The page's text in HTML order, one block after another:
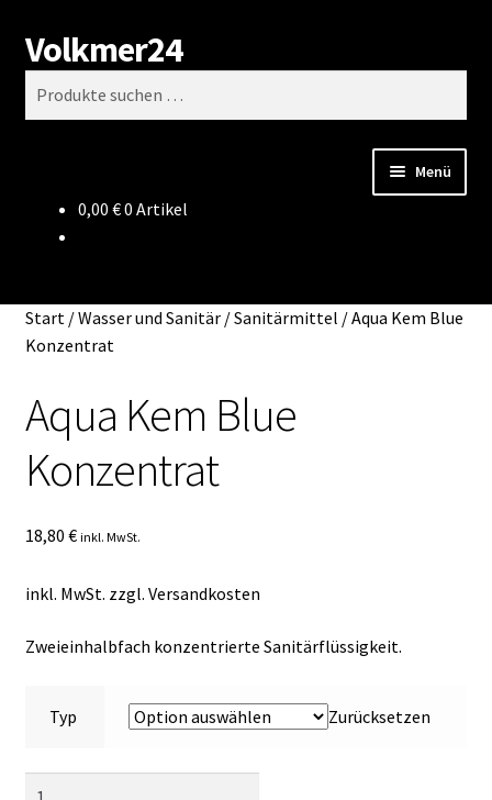
Zur
Navigation
springen
Zum
Inhalt
springen
Volkmer24
Suchen
Menü
Impressum
Datenschutz
Impressum
0,00 €0 Artikel
Start/Wasser und Sanitär/Sanitärmittel /Aqua Kem Blue
Konzentrat
Aqua Kem Blue
Konzentrat
18,80 € inkl. MwSt.
inkl. MwSt. zzgl. Versandkosten
Zweieinhalbfach konzentrierte Sanitärflüssigkeit.
Typ Zurücksetzen